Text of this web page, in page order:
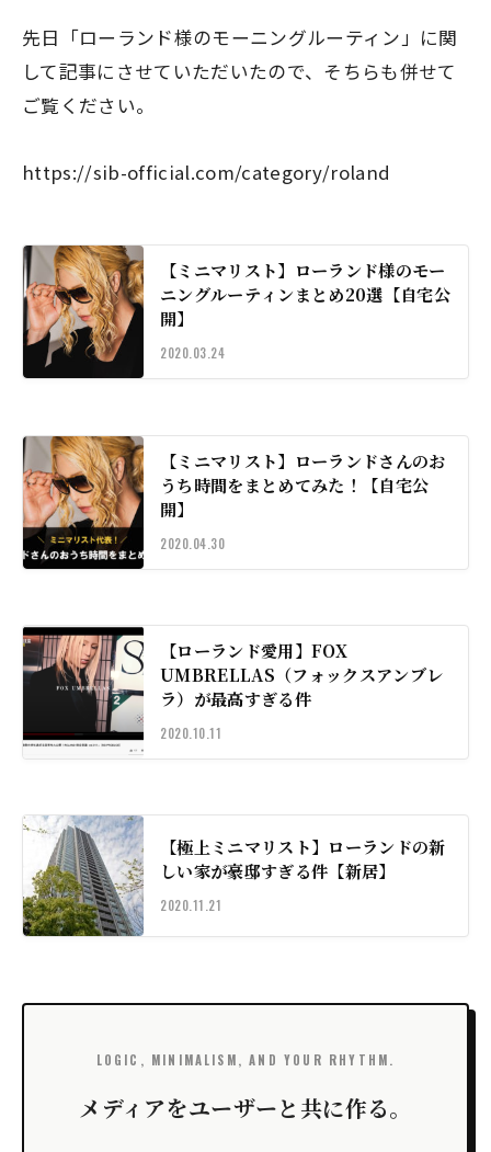
先日「ローランド様のモーニングルーティン」に関
して記事にさせていただいたので、そちらも併せて
ご覧ください。
https://sib-official.com/category/roland
【ミニマリスト】ローランド様のモー
ニングルーティンまとめ20選【自宅公
開】
2020.03.24
【ミニマリスト】ローランドさんのお
うち時間をまとめてみた！【自宅公
開】
2020.04.30
【ローランド愛用】FOX
UMBRELLAS（フォックスアンブレ
ラ）が最高すぎる件
2020.10.11
【極上ミニマリスト】ローランドの新
しい家が豪邸すぎる件【新居】
2020.11.21
LOGIC, MINIMALISM, AND YOUR RHYTHM.
メディアをユーザーと共に作る。